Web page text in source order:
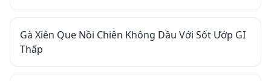
Gà Xiên Que Nồi Chiên Không Dầu Với Sốt Ướp GI
Thấp